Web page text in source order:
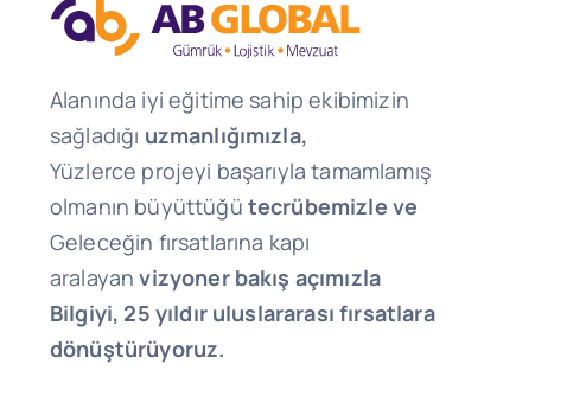
Alanında iyi eğitime sahip ekibimizin
sağladığı uzmanlığımızla,
Yüzlerce projeyi başarıyla tamamlamış
olmanın büyüttüğü tecrübemizle ve
Geleceğin fırsatlarına kapı
aralayanvizyoner bakış açımızla
Bilgiyi, 25 yıldır uluslararası fırsatlara
dönüştürüyoruz.